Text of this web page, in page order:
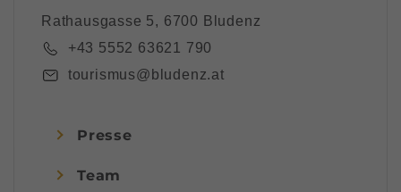
Rathausgasse 5, 6700 Bludenz
+43 5552 63621 790
tourismus@bludenz.at
Presse
Team